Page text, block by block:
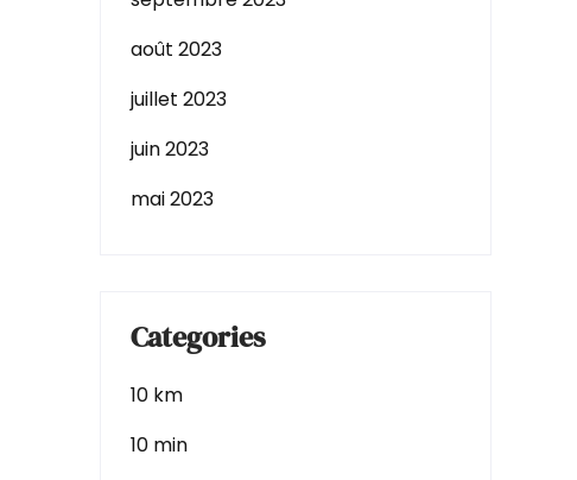
août 2023
juillet 2023
juin 2023
mai 2023
Categories
10 km
10 min